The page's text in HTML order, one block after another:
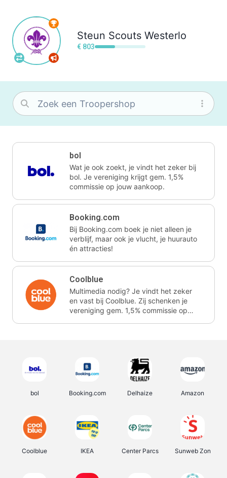
Steun Scouts Westerlo
€ 803
bol
Wat je ook zoekt, je vindt het zeker bij
bol. Je vereniging krijgt gem. 1,5%
commissie op jouw aankoop.
Booking.com
Bij Booking.com boek je niet alleen je
verblijf, maar ook je vlucht, je huurauto
én attracties!
Coolblue
Multimedia nodig? Je vindt het zeker
en vast bij Coolblue. Zij schenken je
vereniging gem. 1,5% commissie op
bol Booking.com Delhaize Amazon
Coolblue IKEA Center Parcs Sunweb Zon